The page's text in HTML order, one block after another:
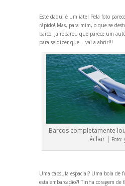
Este daqui é um iate! Pela foto
rápido! Mas, para mim, o que se
barco. Já reparou que parece um
para se dizer que... vai a abrir!!!
Barcos completamente
éclair | Foto:
Uma cápsula espacial? Uma bola de
esta embarcação?! Tinha coragem